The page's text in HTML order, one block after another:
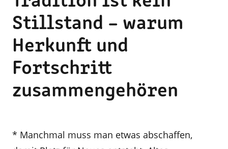
Stillstand – warum
Herkunft und
Fortschritt
zusammengehören
* Manchmal muss man etwas abschaffen,